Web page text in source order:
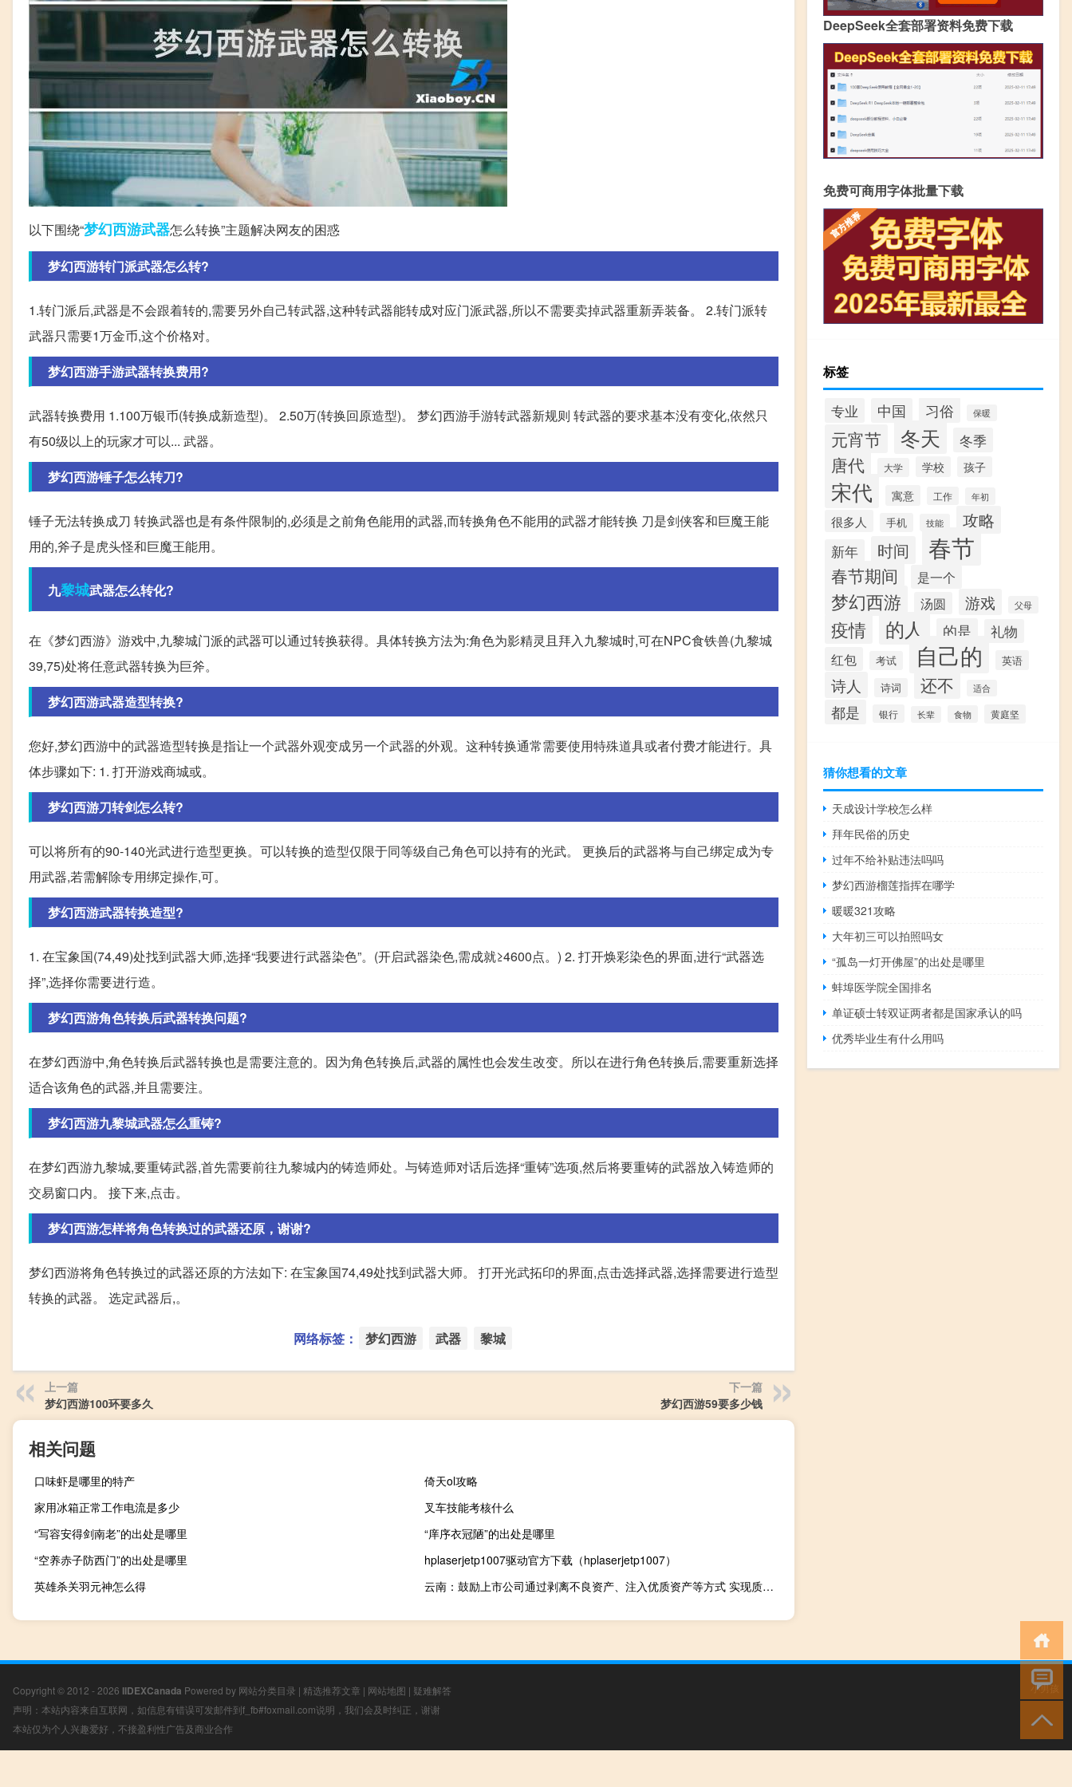
以下围绕“梦幻西游武器怎么转换”主题解决网友的困惑
梦幻西游转门派武器怎么转?
1.转门派后,武器是不会跟着转的,需要另外自己转武器,这种转武器能转成对应门派武器,所以不需要卖掉武器重新弄装备。 2.转门派转
武器只需要1万金币,这个价格对。
梦幻西游手游武器转换费用?
武器转换费用 1.100万银币(转换成新造型)。 2.50万(转换回原造型)。 梦幻西游手游转武器新规则 转武器的要求基本没有变化,依然只
有50级以上的玩家才可以... 武器。
梦幻西游锤子怎么转刀?
锤子无法转换成刀 转换武器也是有条件限制的,必须是之前角色能用的武器,而转换角色不能用的武器才能转换 刀是剑侠客和巨魔王能
用的,斧子是虎头怪和巨魔王能用。
九黎城武器怎么转化?
在《梦幻西游》游戏中,九黎城门派的武器可以通过转换获得。具体转换方法为:角色为影精灵且拜入九黎城时,可在NPC食铁兽(九黎城
39,75)处将任意武器转换为巨斧。
梦幻西游武器造型转换?
您好,梦幻西游中的武器造型转换是指让一个武器外观变成另一个武器的外观。这种转换通常需要使用特殊道具或者付费才能进行。具
体步骤如下: 1. 打开游戏商城或。
梦幻西游刀转剑怎么转?
可以将所有的90-140光武进行造型更换。可以转换的造型仅限于同等级自己角色可以持有的光武。 更换后的武器将与自己绑定成为专
用武器,若需解除专用绑定操作,可。
梦幻西游武器转换造型?
1. 在宝象国(74,49)处找到武器大师,选择“我要进行武器染色”。(开启武器染色,需成就≥4600点。) 2. 打开焕彩染色的界面,进行“武器选
择”,选择你需要进行造。
梦幻西游角色转换后武器转换问题?
在梦幻西游中,角色转换后武器转换也是需要注意的。因为角色转换后,武器的属性也会发生改变。所以在进行角色转换后,需要重新选择
适合该角色的武器,并且需要注。
梦幻西游九黎城武器怎么重铸?
在梦幻西游九黎城,要重铸武器,首先需要前往九黎城内的铸造师处。与铸造师对话后选择“重铸”选项,然后将要重铸的武器放入铸造师的
交易窗口内。 接下来,点击。
梦幻西游怎样将角色转换过的武器还原，谢谢?
梦幻西游将角色转换过的武器还原的方法如下: 在宝象国74,49处找到武器大师。 打开光武拓印的界面,点击选择武器,选择需要进行造型
转换的武器。 选定武器后,。
网络标签： 梦幻西游 武器 黎城
上一篇
梦幻西游100环要多久
下一篇
梦幻西游59要多少钱
相关问题
口味虾是哪里的特产
倚天ol攻略
家用冰箱正常工作电流是多少
叉车技能考核什么
“写容安得剑南老”的出处是哪里
“庠序衣冠陋”的出处是哪里
“空养赤子防西门”的出处是哪里
hplaserjetp1007驱动官方下载（hplaserjetp1007）
英雄杀关羽元神怎么得
云南：鼓励上市公司通过剥离不良资产、注入优质资产等方式 实现质量提升和转型升级
DeepSeek全套部署资料免费下载
免费可商用字体批量下载
标签
专业 中国 习俗 保暖
元宵节 冬天 冬季
唐代 大学 学校 孩子
宋代 寓意 工作 年初
很多人 手机 技能 攻略
新年 时间 春节
春节期间 是一个
梦幻西游 汤圆 游戏 父母
疫情 的人 的是
礼物
红包
考试 自己的 英语
诗人 诗词 还不 适合
都是 银行 长辈 食物 黄庭坚
猜你想看的文章
天成设计学校怎么样
拜年民俗的历史
过年不给补贴违法吗吗
梦幻西游榴莲指挥在哪学
暖暖321攻略
大年初三可以拍照吗女
“孤岛一灯开佛屋”的出处是哪里
蚌埠医学院全国排名
单证硕士转双证两者都是国家承认的吗
优秀毕业生有什么用吗
Copyright © 2012 - 2026 IIDEXCanada Powered by 网站分类目录 | 精选推荐文章 | 网站地图 | 疑难解答
声明：本站内容来自互联网，如信息有错误可发邮件到f_fb#foxmail.com说明，我们会及时纠正，谢谢
本站仅为个人兴趣爱好，不接盈利性广告及商业合作
小男孩